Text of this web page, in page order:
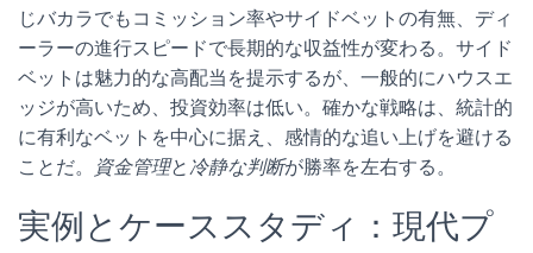
じバカラでもコミッション率やサイドベットの有無、ディ
ーラーの進行スピードで長期的な収益性が変わる。サイド
ベットは魅力的な高配当を提示するが、一般的にハウスエ
ッジが高いため、投資効率は低い。確かな戦略は、統計的
に有利なベットを中心に据え、感情的な追い上げを避ける
ことだ。
資金管理と 冷静な判断が勝率を左右する。
実例とケーススタディ：現代プ